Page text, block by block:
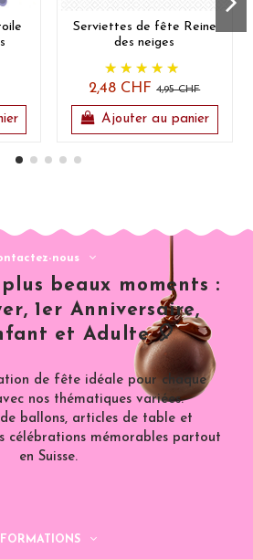
Serviettes de fête Reine
des neiges
2,48 CHF4,95 CHF
Ajouter au panier
nous
plus beaux moments :
1er Anniversaire,
et Adulte 🎈
de fête idéale pour chaque
nos thématiques variées.
ballons, articles de table et
célébrations mémorables partout
en Suisse.